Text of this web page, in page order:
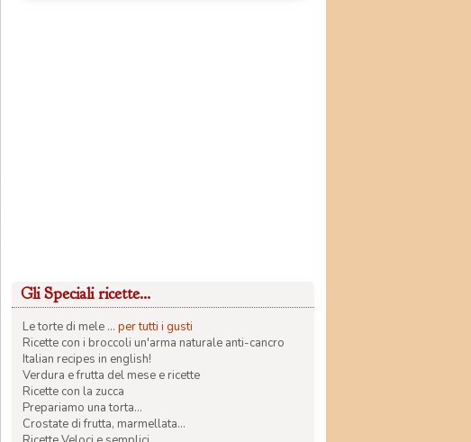
Gli Speciali ricette...
Le torte di mele ... per tutti i gusti
Ricette con i broccoli un'arma naturale anti-cancro
Italian recipes in english!
Verdura e frutta del mese e ricette
Ricette con la zucca
Prepariamo una torta...
Crostate di frutta, marmellata...